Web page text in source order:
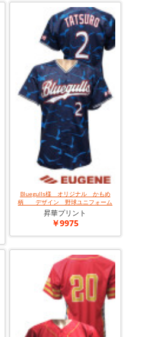
Bluegulls様 オリジナル かもめ
柄 デザイン 野球ユニフォーム
昇華プリント
￥9975